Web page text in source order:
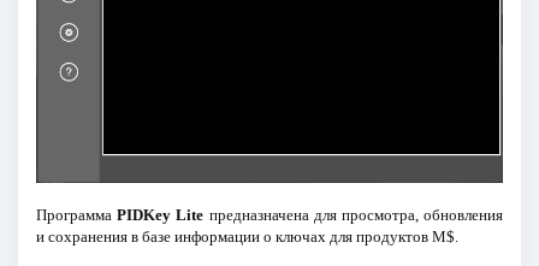
ПрограммаPIDKey Lite предназначена для просмотра, обновления
и сохранения в базе информации о ключах для продуктов M$.